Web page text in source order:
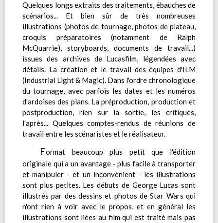
Quelques longs extraits des traitements, ébauches de
scénarios... Et bien sûr de très nombreuses
illustrations (photos de tournage, photos de plateau,
croquis préparatoires (notamment de Ralph
McQuarrie), storyboards, documents de travail...)
issues des archives de Lucasfilm, légendées avec
détails. La création et le travail des équipes d'ILM
(Industrial Light & Magic). Dans l'ordre chronologique
du tournage, avec parfois les dates et les numéros
d'ardoises des plans. La préproduction, production et
postproduction, rien sur la sortie, les critiques,
l'après... Quelques comptes-rendus de réunions de
travail entre les scénaristes et le réalisateur.
Format beaucoup plus petit que l'édition
originale qui a un avantage - plus facile à transporter
et manipuler - et un inconvénient - les illustrations
sont plus petites. Les débuts de George Lucas sont
illustrés par des dessins et photos de Star Wars qui
n'ont rien à voir avec le propos, et en général les
illustrations sont liées au film qui est traité mais pas